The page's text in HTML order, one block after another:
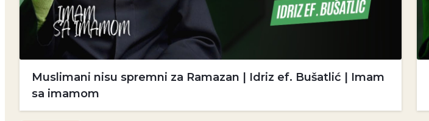
Muslimani nisu spremni za Ramazan | Idriz ef. Bušatlić | Imam
sa imamom